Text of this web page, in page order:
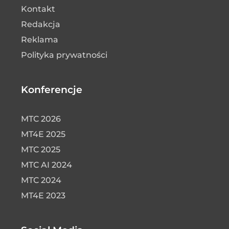
Kontakt
Redakcja
Reklama
Polityka prywatności
Konferencje
MTC 2026
MT4E 2025
MTC 2025
MTC AI 2024
MTC 2024
MT4E 2023